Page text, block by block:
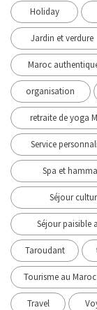
Holiday
Jardin et verdure
Maroc
organisation
retraite de yoga
Service
Spa et
Séjour
Séjour paisible
Taroudant
Tourisme au Maroc
Travel